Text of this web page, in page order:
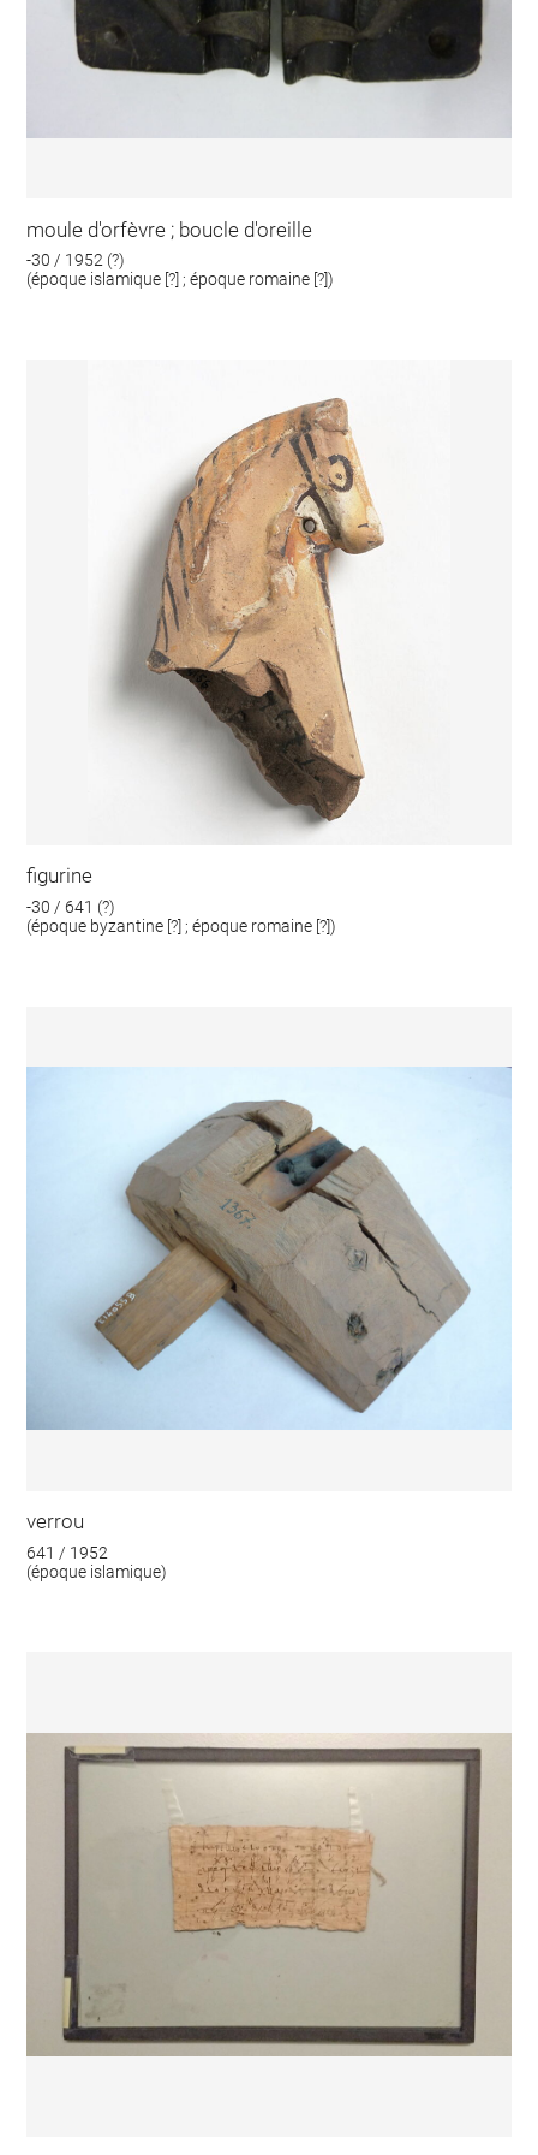
moule d'orfèvre ; boucle d'oreille
-30 / 1952 (?)
(époque islamique [?] ; époque romaine [?])
figurine
-30 / 641 (?)
(époque byzantine [?] ; époque romaine [?])
verrou
641 / 1952
(époque islamique)